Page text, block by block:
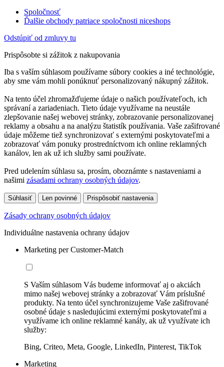
Spoločnosť
Ďalšie obchody patriace spoločnosti niceshops
Odstúpiť od zmluvy tu
Prispôsobte si zážitok z nakupovania
Iba s vaším súhlasom používame súbory cookies a iné technológie,
aby sme vám mohli ponúknuť personalizovaný nákupný zážitok.
Na tento účel zhromažďujeme údaje o našich používateľoch, ich
správaní a zariadeniach. Tieto údaje využívame na neustále
zlepšovanie našej webovej stránky, zobrazovanie personalizovanej
reklamy a obsahu a na analýzu štatistík používania. Vaše zašifrované
údaje môžeme tiež synchronizovať s externými poskytovateľmi a
zobrazovať vám ponuky prostredníctvom ich online reklamných
kanálov, len ak už ich služby sami používate.
Pred udelením súhlasu sa, prosím, oboznámte s nastaveniami a
našimi zásadami ochrany osobných údajov.
Súhlasiť Len povinné Prispôsobiť nastavenia
Zásady ochrany osobných údajov
Individuálne nastavenia ochrany údajov
Marketing per Customer-Match
S Vaším súhlasom Vás budeme informovať aj o akciách
mimo našej webovej stránky a zobrazovať Vám príslušné
produkty. Na tento účel synchronizujeme Vaše zašifrované
osobné údaje s nasledujúcimi externými poskytovateľmi a
využívame ich online reklamné kanály, ak už využívate ich
služby:
Bing, Criteo, Meta, Google, LinkedIn, Pinterest, TikTok
Marketing